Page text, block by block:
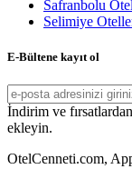
Safranbolu
Selimiye
E-Bültene kayıt ol
İndirim ve
ekleyin.
OtelCenneti.com,